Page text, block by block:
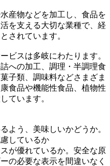
産物などを加工し、食品を
を支える大切な業種で、経
されています。
ビスは多岐にわたります。
への加工、調理・半調理食
子類、調味料などさまざま
食品や機能性食品、植物性
ています。
よう、美味しいかどうか。
しているか
が優れているか。安全な原
の必要な表示を間違いなく